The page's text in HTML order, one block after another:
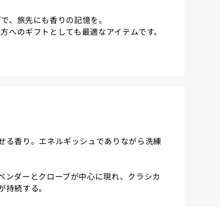
、旅先にも香りの記憶を。
へのギフトとしても最適なアイテムです。
る香り。エネルギッシュでありながら洗練
ダーとクローブが中心に現れ、クラシカ
続する。